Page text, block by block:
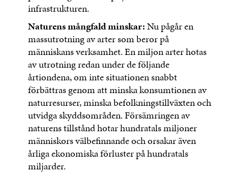
infrastrukturen.
Naturens mångfald minskar:Nu pågår en
massutrotning av arter som beror på
människans verksamhet. En miljon arter hotas
av utrotning redan under de följande
årtiondena, om inte situationen snabbt
förbättras genom att minska konsumtionen av
naturresurser, minska befolkningstillväxten och
utvidga skyddsområden. Försämringen av
naturens tillstånd hotar hundratals miljoner
människors välbefinnande och orsakar även
årliga ekonomiska förluster på hundratals
miljarder.